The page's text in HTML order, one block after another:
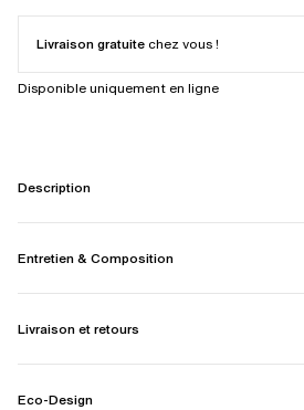
Livraison gratuite chez vous !
Disponible uniquement en ligne
Description
Entretien & Composition
Livraison et retours
Eco-Design